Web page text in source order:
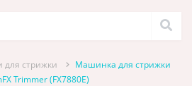
стрижки
Машинка для стрижки
Trimmer (FX7880E)